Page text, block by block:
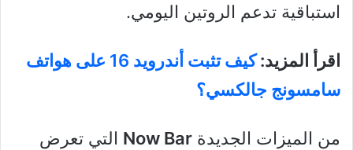
استباقية تدعم الروتين اليومي.
اقرأ المزيد:
كيف تثبت أندرويد 16 على هواتف
سامسونج جالكسي؟
من الميزات الجديدة Now Bar التي تعرض